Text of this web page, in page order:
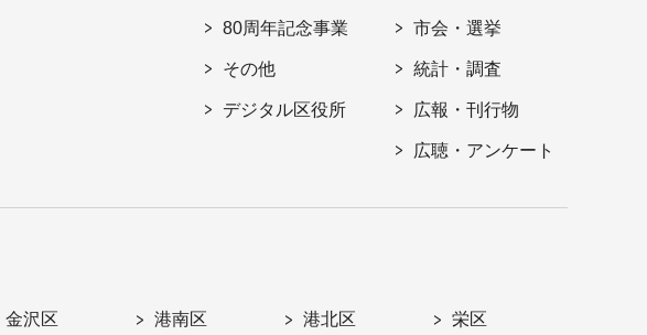
80周年記念事業
その他
デジタル区役所
市会・選挙
統計・調査
広報・刊行物
広聴・アンケート
金沢区 港南区 港北区 栄区